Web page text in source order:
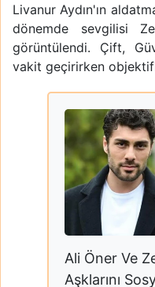
Livanur Aydın'ın
dönemde sevgilisi
görüntülendi. Çift,
vakit geçirirken
Ali Öner Ve
Aşklarını